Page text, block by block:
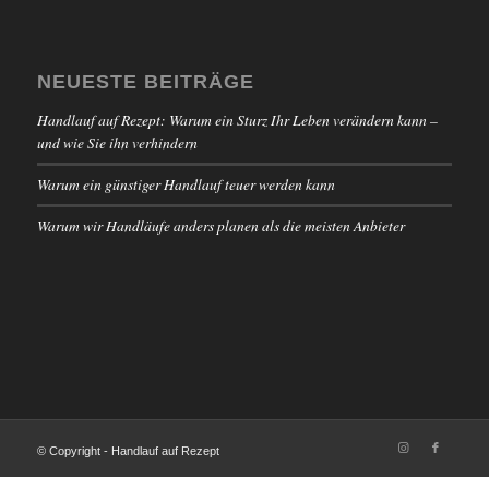
NEUESTE BEITRÄGE
Handlauf auf Rezept: Warum ein Sturz Ihr Leben verändern kann –
und wie Sie ihn verhindern
Warum ein günstiger Handlauf teuer werden kann
Warum wir Handläufe anders planen als die meisten Anbieter
© Copyright - Handlauf auf Rezept